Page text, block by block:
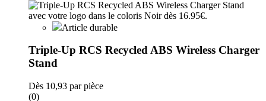
Article durable
Triple-Up RCS Recycled ABS Wireless Charger
Stand
Dès 10,93 par pièce
(0)